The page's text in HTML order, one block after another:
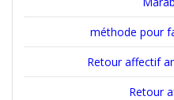
méthode pour
Retour affectif
Retour